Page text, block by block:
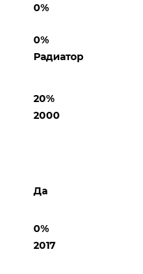
0%
0%
Радиатор
20%
2000
Да
0%
2017